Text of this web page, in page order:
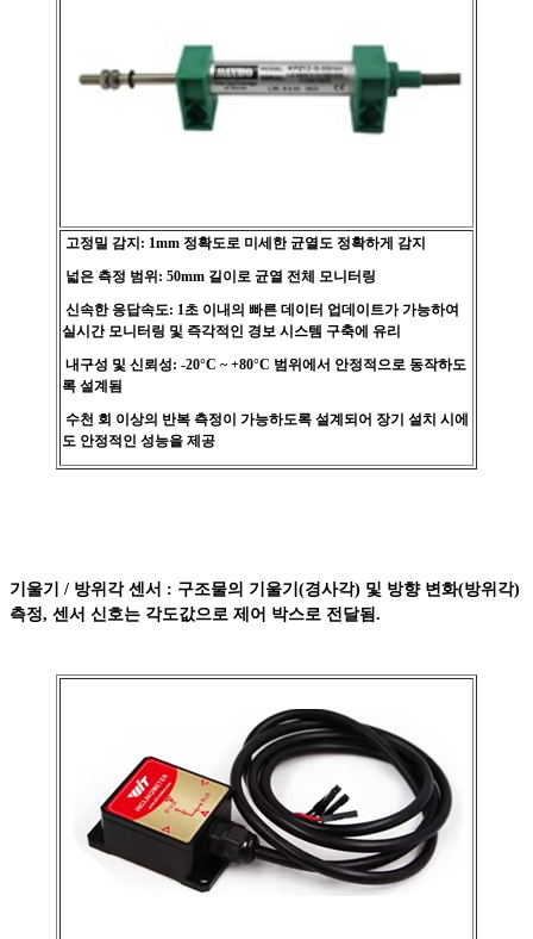
고정밀 감지: 1mm 정확도로 미세한 균열도 정확하게 감지
넓은 측정 범위: 50mm 길이로 균열 전체 모니터링
신속한 응답속도: 1초 이내의 빠른 데이터 업데이트가 가능하여
실시간 모니터링 및 즉각적인 경보 시스템 구축에 유리
내구성 및 신뢰성: -20°C ~ +80°C 범위에서 안정적으로 동작하도
록 설계됨
수천 회 이상의 반복 측정이 가능하도록 설계되어 장기 설치 시에
도 안정적인 성능을 제공
기울기 / 방위각 센서 : 구조물의 기울기(경사각) 및 방향 변화(방위각)
측정, 센서 신호는 각도값으로 제어 박스로 전달됨.